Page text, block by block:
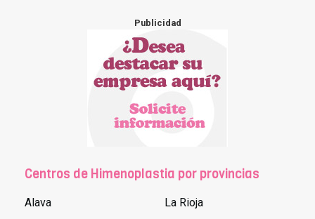
Publicidad
Centros de Himenoplastia por provincias
Alava
La Rioja